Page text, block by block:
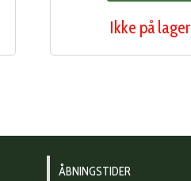
Ikke på lager
ÅBNINGSTIDER